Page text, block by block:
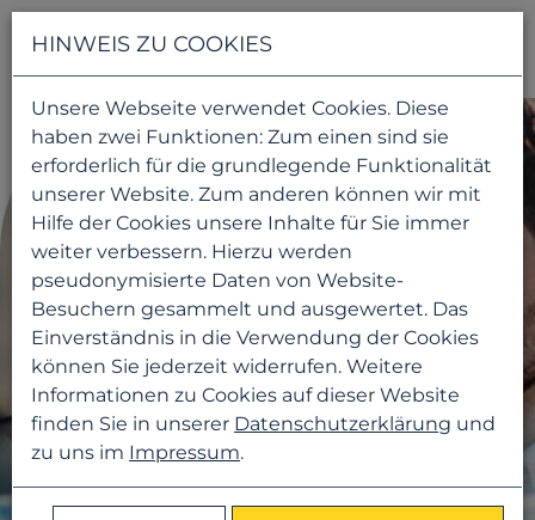
HINWEIS ZU COOKIES
Unsere Webseite verwendet Cookies. Diese
haben zwei Funktionen: Zum einen sind sie
erforderlich für die grundlegende Funktionalität
unserer Website. Zum anderen können wir mit
Hilfe der Cookies unsere Inhalte für Sie immer
weiter verbessern. Hierzu werden
pseudonymisierte Daten von Website-
Besuchern gesammelt und ausgewertet. Das
Einverständnis in die Verwendung der Cookies
können Sie jederzeit widerrufen. Weitere
Informationen zu Cookies auf dieser Website
finden Sie in unserer Datenschutzerklärung und
zu uns im Impressum.